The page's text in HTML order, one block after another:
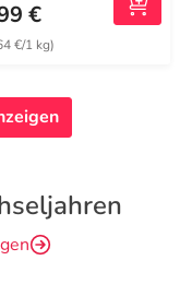
€
€/1 kg)